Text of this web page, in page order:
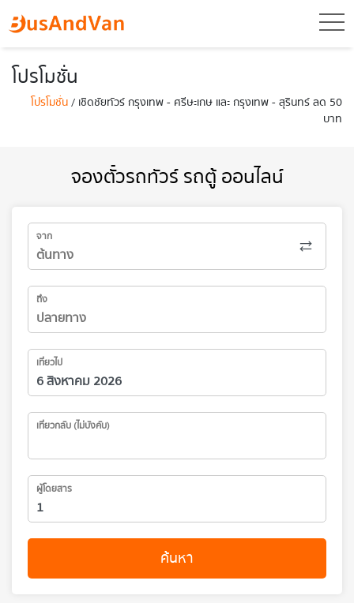
โปรโมชั่น
โปรโมชั่น/ เชิดชัยทัวร์ กรุงเทพ - ศรีษะเกษ และ กรุงเทพ - สุรินทร์ ลด 50
บาท
จองตั๋วรถทัวร์ รถตู้ ออนไลน์
จาก
ถึง
เที่ยวไป
เที่ยวกลับ (ไม่บังคับ)
ผู้โดยสาร
ค้นหา